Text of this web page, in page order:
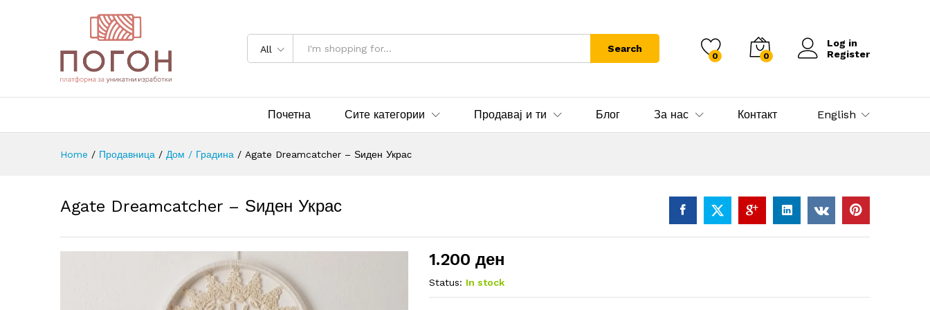
All Search
0 0
Log in
Register
Почетна Сите категории Продавај и ти Блог За нас Контакт English
Home / Продавница / Дом / Градина / Agate Dreamcatcher – Ѕиден Украс
Agate Dreamcatcher – Ѕиден Украс
1.200ден
Status: In stock